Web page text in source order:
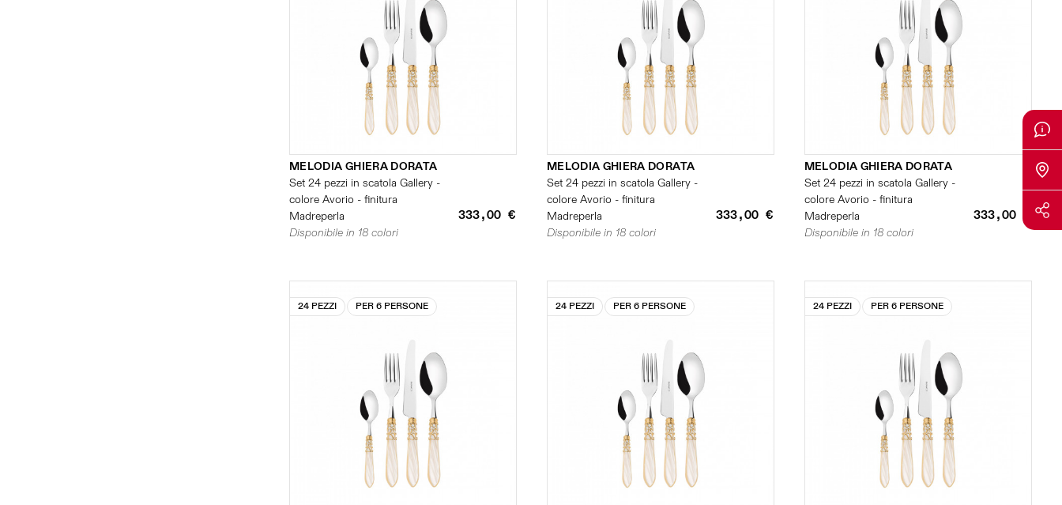
MELODIA GHIERA DORATA
Set 24 pezzi in scatola Gallery -
colore Avorio - finitura
Madreperla
333,00 €
Disponibile in 18 colori
MELODIA GHIERA DORATA
Set 24 pezzi in scatola Gallery -
colore Avorio - finitura
Madreperla
333,00 €
Disponibile in 18 colori
MELODIA GHIERA DORATA
Set 24 pezzi in scatola Gallery -
colore Avorio - finitura
Madreperla
333,00 €
Disponibile in 18 colori
24 PEZZI PER 6 PERSONE 24 PEZZI PER 6 PERSONE 24 PEZZI PER 6 PERSONE